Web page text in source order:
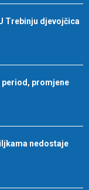
Trebinju djevojčica
period, promjene
nedostaje